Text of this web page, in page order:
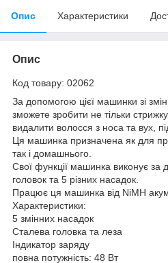
Опис Характеристики
Опис
Код товару: 02062
За допомогою цієї машинки зі
зможете зробити не тільки
видалити волосся з носа та вух,
Ця машинка призначена як для
так і домашнього.
Свої функції машинка виконує за
головок та 5 різних насадок.
Працює ця машинка від NiMH
Характеристики:
5 змінних насадок
Сталева головка та леза
Індикатор заряду
повна потужність: 48 Вт